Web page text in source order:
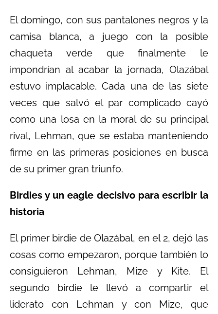
El domingo, con sus pantalones negros y la
camisa blanca, a juego con la posible
chaqueta verde que finalmente le
impondrían al acabar la jornada, Olazábal
estuvo implacable. Cada una de las siete
veces que salvó el par complicado cayó
como una losa en la moral de su principal
rival, Lehman, que se estaba manteniendo
firme en las primeras posiciones en busca
de su primer gran triunfo.
Birdies y un eagle decisivo para escribir la
historia
El primer birdie de Olazábal, en el 2, dejó las
cosas como empezaron, porque también lo
consiguieron Lehman, Mize y Kite. El
segundo birdie le llevó a compartir el
liderato con Lehman y con Mize, que